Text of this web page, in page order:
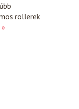
rollerek